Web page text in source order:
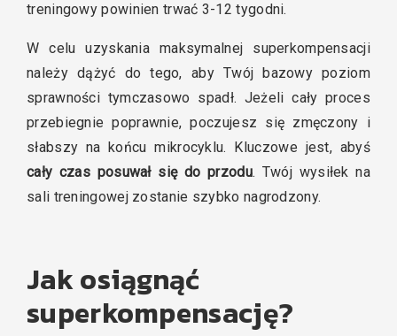
treningowy powinien trwać 3-12 tygodni.
W celu uzyskania maksymalnej superkompensacji
należy dążyć do tego, aby Twój bazowy poziom
sprawności tymczasowo spadł. Jeżeli cały proces
przebiegnie poprawnie, poczujesz się zmęczony i
słabszy na końcu mikrocyklu. Kluczowe jest, abyś
cały czas posuwał się do przodu. Twój wysiłek na
sali treningowej zostanie szybko nagrodzony.
Jak osiągnąć
superkompensację?